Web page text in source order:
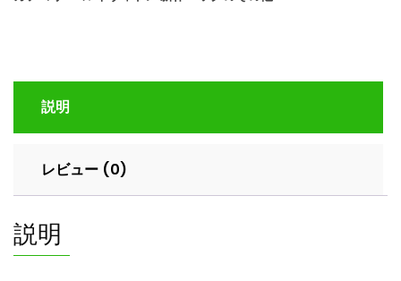
ク
マ
ー
ュ
ノ
説明
レビュー (0)
説明